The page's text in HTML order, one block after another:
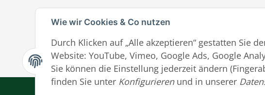
Wie wir Cookies & Co nutzen
Durch Klicken auf „Alle akzeptieren“ gestatten Sie
Website: YouTube, Vimeo, Google Ads, Google
Sie können die Einstellung jederzeit ändern
finden Sie unter Konfigurierenund in unserer
Vertrag